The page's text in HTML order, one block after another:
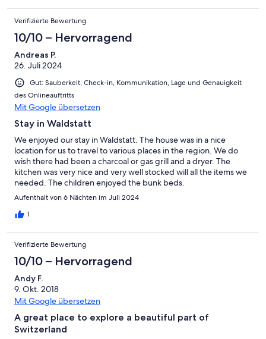
Verifizierte Bewertung
10/10 – Hervorragend
Andreas P.
26. Juli 2024
Gut: Sauberkeit, Check-in, Kommunikation, Lage und Genauigkeit
des Onlineauftritts
Mit Google übersetzen
Stay in Waldstatt
We enjoyed our stay in Waldstatt. The house was in a nice
location for us to travel to various places in the region. We do
wish there had been a charcoal or gas grill and a dryer. The
kitchen was very nice and very well stocked will all the items we
needed. The children enjoyed the bunk beds.
Aufenthalt von 6 Nächten im Juli 2024
1
Verifizierte Bewertung
10/10 – Hervorragend
Andy F.
9. Okt. 2018
Mit Google übersetzen
A great place to explore a beautiful part of
Switzerland